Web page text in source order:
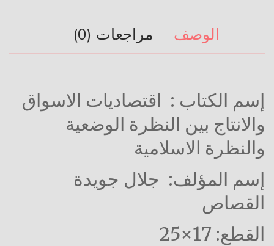
الوصف مراجعات (0)
إسم الكتاب : اقتصاديات الاسواق
والانتاج بين النظرة الوضعية
والنظرة الاسلامية
إسم المؤلف: جلال جويدة
القصاص
القطع: 17×25